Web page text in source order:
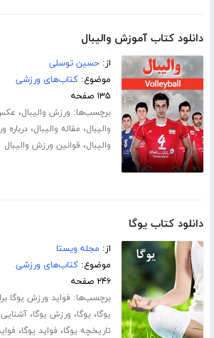
دانلود کتاب آموزش والیبال
از:حسین توسلی
موضوع:کتاب‌های ورزشی
۱۳۵ صفحه
برچسب‌ها: ورزش والیبال،
والیبال، مقاله والیبال،درباره
والیبال، قوانین ورزش والیبال
دانلود کتاب یوگا
از: مجله ویستا
موضوع:کتاب‌های ورزشی
۲۴۶ صفحه
برچسب‌ها: فواید ورزش یوگا
یوگا، یوگا، ورزش یوگا،آشنایی
تاریخچه یوگا، فواید یوگا،